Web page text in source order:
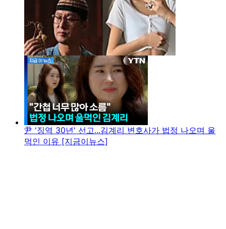
尹 '징역 30년' 선고...김계리 변호사가 법정 나오며 울
먹인 이유 [지금이뉴스]